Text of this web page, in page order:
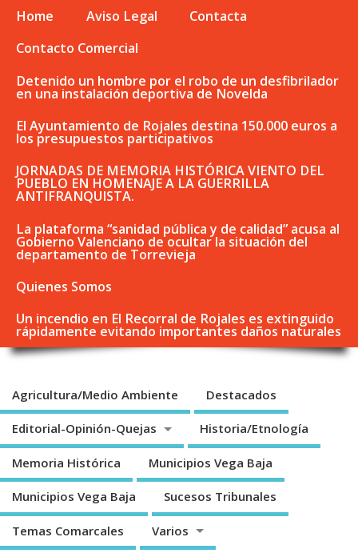
Home Aviso Legal
Contacta
Contacto Comercial
Detenido un hombre por el robo de un desfibrilador
en una instalación deportiva de Novelda
El Ayuntamiento de Rojales destina 150.000 euros a
los presupuestos participativos
JORNADAS DE MEMORIA HISTÓRICA VIENTO DEL
PUEBLO EN HOMENAJE A LA GUERRILLA
ANTIFRANQUISTA.
La plataforma “sanidad pública y de calidad” acusa al
Gobierno Valenciano de ocultar la situación del
departamento de Torrevieja
Quienes Somos
Un incendio en El Recorral de Rojales es extinguido
rápidamente evitando importantes daños naturales
Agricultura/Medio Ambiente Destacados
Editorial-Opinión-Quejas Historia/Etnología
Memoria Histórica Municipios Vega Baja
Municipios Vega Baja Sucesos Tribunales
Temas Comarcales Varios